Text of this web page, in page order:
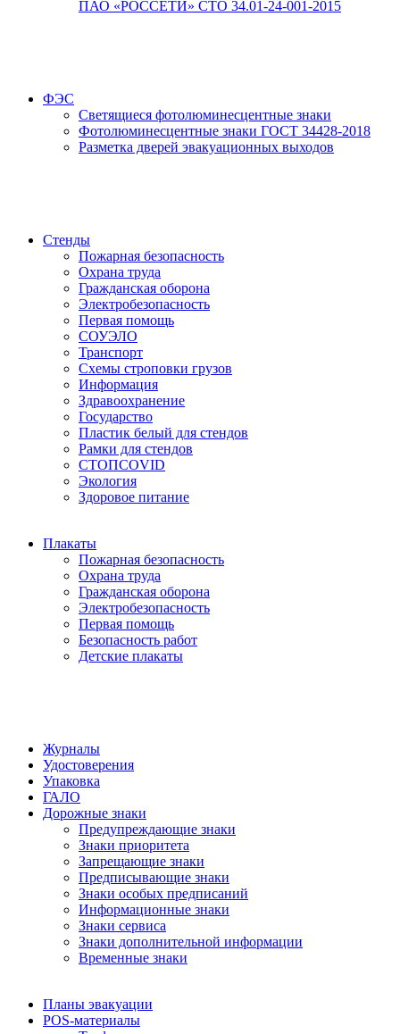
ПАО «РОССЕТИ» СТО 34.01-24-001-2015
ФЭС
Светящиеся фотолюминесцентные знаки
Фотолюминесцентные знаки ГОСТ 34428-2018
Разметка дверей эвакуационных выходов
Стенды
Пожарная безопасность
Охрана труда
Гражданская оборона
Электробезопасность
Первая помощь
СОУЭЛО
Транспорт
Схемы строповки грузов
Информация
Здравоохранение
Государство
Пластик белый для стендов
Рамки для стендов
СТОПCOVID
Экология
Здоровое питание
Плакаты
Пожарная безопасность
Охрана труда
Гражданская оборона
Электробезопасность
Первая помощь
Безопасность работ
Детские плакаты
Журналы
Удостоверения
Упаковка
ГАЛО
Дорожные знаки
Предупреждающие знаки
Знаки приоритета
Запрещающие знаки
Предписывающие знаки
Знаки особых предписаний
Информационные знаки
Знаки сервиса
Знаки дополнительной информации
Временные знаки
Планы эвакуации
POS-материалы